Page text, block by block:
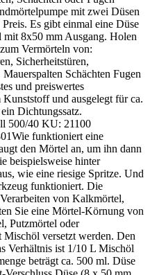
mit zwei Düsen
Es gibt einmal eine Düse
8x50 mm Ausgang. Holen
Vermörteln von:
Sicherheitstüren,
Schächten Fugen
und preiswertes
und ausgelegt für ca.
Dichtungssatz.
500/40 KU: 21100
funktioniert eine
den Mörtel an, um ihn dann
beispielsweise hinter
wie eine riesige Spritze. Und
funktioniert. Die
von Kalkmörtel,
Sie eine Mörtel-Körnung von
Putzmörtel oder
versetzt werden. Den
Verhältnis ist 1/10 L Mischöl
beträgt ca. 500 ml. Düse